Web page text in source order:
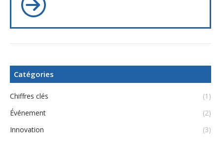
Catégories
Chiffres clés
(1)
Événement
(2)
Innovation
(3)